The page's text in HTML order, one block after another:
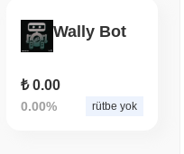
Wally Bot
₺ 0.00
0.00% rütbe yok